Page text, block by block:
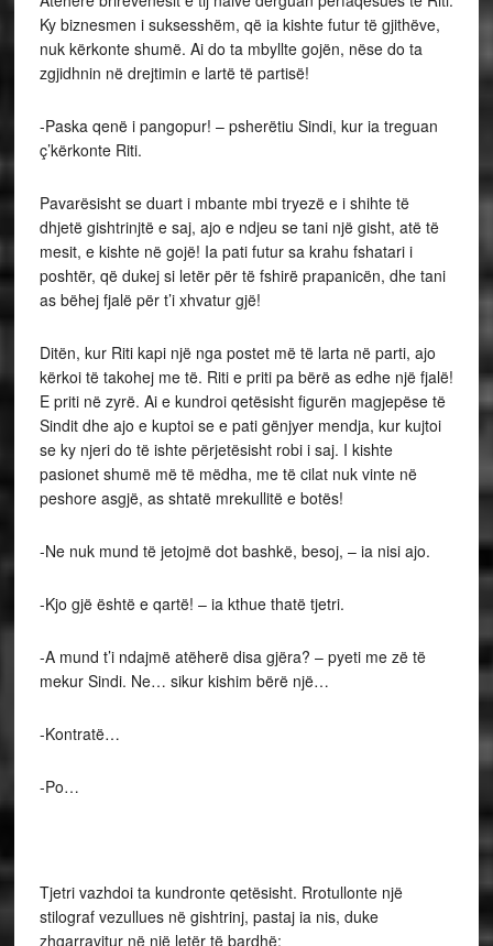
Ky biznesmen i suksesshëm, që ia kishte futur të gjithëve,
nuk kërkonte shumë. Ai do ta mbyllte gojën, nëse do ta
zgjidhnin në drejtimin e lartë të partisë!
-Paska qenë i pangopur! – psherëtiu Sindi, kur ia treguan
ç’kërkonte Riti.
Pavarësisht se duart i mbante mbi tryezë e i shihte të
dhjetë gishtrinjtë e saj, ajo e ndjeu se tani një gisht, atë të
mesit, e kishte në gojë! Ia pati futur sa krahu fshatari i
poshtër, që dukej si letër për të fshirë prapanicën, dhe tani
as bëhej fjalë për t’i xhvatur gjë!
Ditën, kur Riti kapi një nga postet më të larta në parti, ajo
kërkoi të takohej me të. Riti e priti pa bërë as edhe një fjalë!
E priti në zyrë. Ai e kundroi qetësisht figurën magjepëse të
Sindit dhe ajo e kuptoi se e pati gënjyer mendja, kur kujtoi
se ky njeri do të ishte përjetësisht robi i saj. I kishte
pasionet shumë më të mëdha, me të cilat nuk vinte në
peshore asgjë, as shtatë mrekullitë e botës!
-Ne nuk mund të jetojmë dot bashkë, besoj, – ia nisi ajo.
-Kjo gjë është e qartë! – ia kthue thatë tjetri.
-A mund t’i ndajmë atëherë disa gjëra? – pyeti me zë të
mekur Sindi. Ne… sikur kishim bërë një…
-Kontratë…
-Po…
Tjetri vazhdoi ta kundronte qetësisht. Rrotullonte një
stilograf vezullues në gishtrinj, pastaj ia nis, duke
zhgarravitur në një letër të bardhë: